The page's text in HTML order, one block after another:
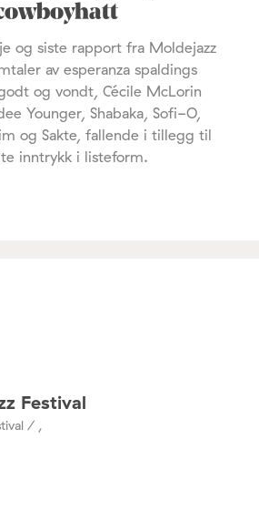
og siste rapport fra Moldejazz
av esperanza spaldings
og vondt, Cécile McLorin
Younger, Shabaka, Sofi-O,
og Sakte, fallende i tillegg til
inntrykk i listeform.
Festival
/ ,